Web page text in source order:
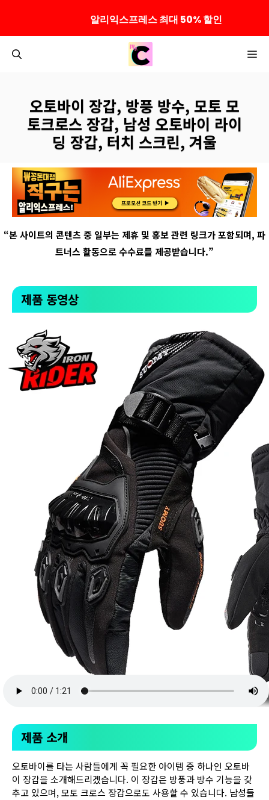
오토바이 장갑, 방풍 방수, 모토 모
토크로스 장갑, 남성 오토바이 라이
딩 장갑, 터치 스크린, 겨울
“본 사이트의 콘텐츠 중 일부는 제휴 및 홍보 관련 링크가 포함되며, 파
트너스 활동으로 수수료를 제공받습니다.”
제품 동영상
제품 소개
오토바이를 타는 사람들에게 꼭 필요한 아이템 중 하나인 오토바
이 장갑을 소개해드리겠습니다. 이 장갑은 방풍과 방수 기능을 갖
추고 있으며, 모토 크로스 장갑으로도 사용할 수 있습니다. 남성들
알리익스프레스 최대 50% 할인